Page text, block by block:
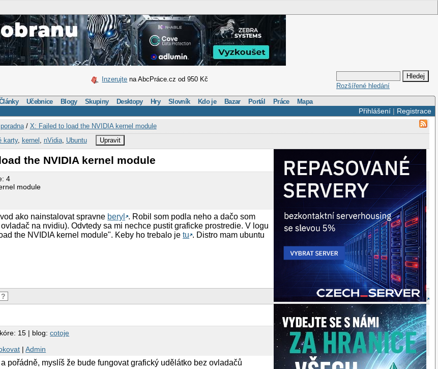
Inzerujte na AbcPráce.cz od 950 Kč
Rozšířené hledání
Učebnice Blogy Skupiny Desktopy Hry Slovník Kdo je Bazar Portál Práce Mapa
Přihlášení| Registrace
/ X: Failed to load the NVIDIA kernel module
karty, kernel nVidia, Ubuntu Upravit
the NVIDIA kernel module
4
module
ako nainstalovat spravne beryl
. Robil som podla neho a dačo som
na nvidiu). Odvtedy sa mi nechce pustit graficke prostredie. V logu
the NVIDIA kernel module". Keby ho trebalo jetu . Distro mam ubuntu
?
15 | blog:cotoje
|Admin
pořádně, myslíš že bude fungovat grafický udělátko bez ovladačů